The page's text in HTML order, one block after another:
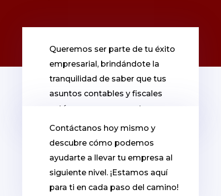
Queremos ser parte de tu éxito
empresarial, brindándote la
tranquilidad de saber que tus
asuntos contables y fiscales
están en manos expertas.
Contáctanos hoy mismo y
descubre cómo podemos
ayudarte a llevar tu empresa al
siguiente nivel. ¡Estamos aquí
para ti en cada paso del camino!